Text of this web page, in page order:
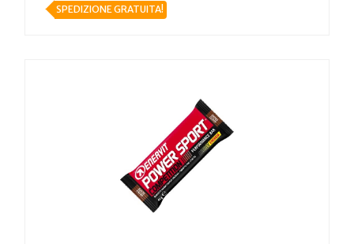
SPEDIZIONE GRATUITA!